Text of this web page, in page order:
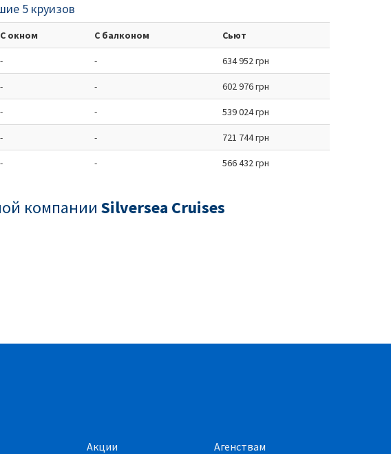
5 круизов
С окном С балконом Сьют
- - 634 952 грн
- - 602 976 грн
- - 539 024 грн
- - 721 744 грн
- - 566 432 грн
компании Silversea Cruises
Акции Агенствам